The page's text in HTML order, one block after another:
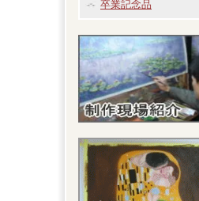
卒業記念品